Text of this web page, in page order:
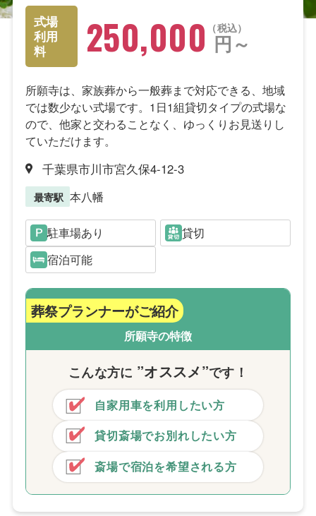
式場
利用
料
税込
250,000 円～
所願寺は、家族葬から一般葬まで対応できる、地域
では数少ない式場です。1日1組貸切タイプの式場な
ので、他家と交わることなく、ゆっくりお見送りし
ていただけます。
千葉県市川市宮久保4-12-3
最寄駅 本八幡
駐車場あり
貸切
宿泊可能
葬祭プランナーがご紹介
所願寺の特徴
こんな方に ”オススメ”です！
自家用車を利用したい方
貸切斎場でお別れしたい方
斎場で宿泊を希望される方